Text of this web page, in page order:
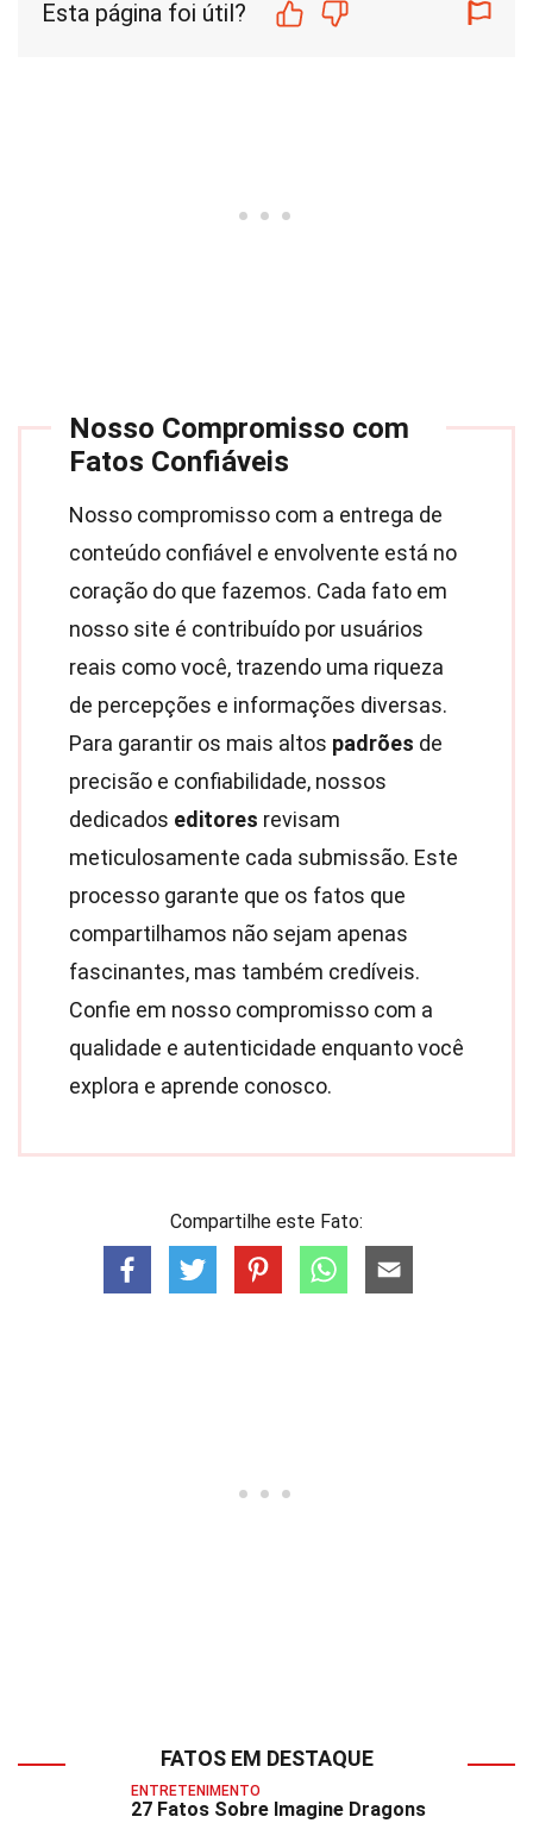
Esta página foi útil?
Nosso Compromisso com
Fatos Confiáveis
Nosso compromisso com a entrega de
conteúdo confiável e envolvente está no
coração do que fazemos. Cada fato em
nosso site é contribuído por usuários
reais como você, trazendo uma riqueza
de percepções e informações diversas.
Para garantir os mais altos padrões de
precisão e confiabilidade, nossos
dedicados editores revisam
meticulosamente cada submissão. Este
processo garante que os fatos que
compartilhamos não sejam apenas
fascinantes, mas também credíveis.
Confie em nosso compromisso com a
qualidade e autenticidade enquanto você
explora e aprende conosco.
Compartilhe este Fato:
FATOS EM DESTAQUE
ENTRETENIMENTO
27 Fatos Sobre Imagine Dragons